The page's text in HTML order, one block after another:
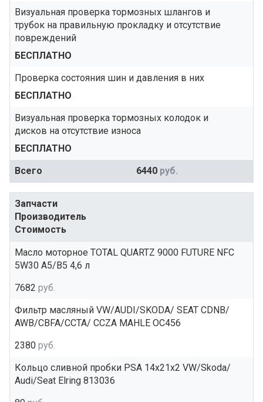
Визуальная проверка тормозных шлангов и
трубок на правильную прокладку и отсутствие
повреждений
БЕСПЛАТНО
Проверка состояния шин и давления в них
БЕСПЛАТНО
Визуальная проверка тормозных колодок и
дисков на отсутствие износа
БЕСПЛАТНО
Всего
6440 руб.
Запчасти
Производитель
Стоимость
Масло моторное TOTAL QUARTZ 9000 FUTURE NFC
5W30 A5/B5 4,6 л
7682 руб.
Фильтр масляный VW/AUDI/SKODA/ SEAT CDNB/
AWB/CBFA/CCTA/ CCZA MAHLE OC456
2380 руб.
Кольцо сливной пробки PSA 14x21x2 VW/Skoda/
Audi/Seat Elring 813036